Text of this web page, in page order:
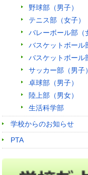
野球部（男子）
テニス部（女子）
バレーボール部（
バスケットボール
バスケットボール
サッカー部（男子）
卓球部（男子）
陸上部（男女）
生活科学部
学校からのお知らせ
PTA